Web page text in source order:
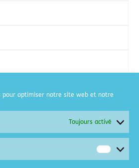
pour optimiser notre site web et notre
Toujours activé
(2)